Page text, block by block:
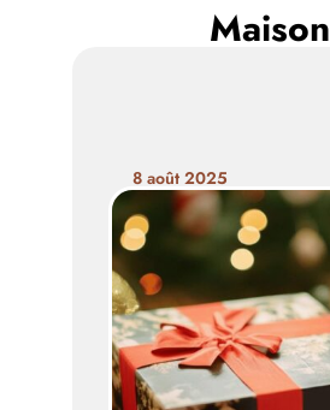
Maison
8 août 2025